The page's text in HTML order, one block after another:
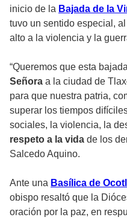
inicio de la Bajada de la
tuvo un sentido especial,
alto a la violencia y la
“Queremos que esta
Señora a la ciudad de
para que nuestra patria,
superar los tiempos
sociales, la violencia, la
respeto a la vida de los
Salcedo Aquino.
Ante una Basílica de
obispo resaltó que la
oración por la paz, en